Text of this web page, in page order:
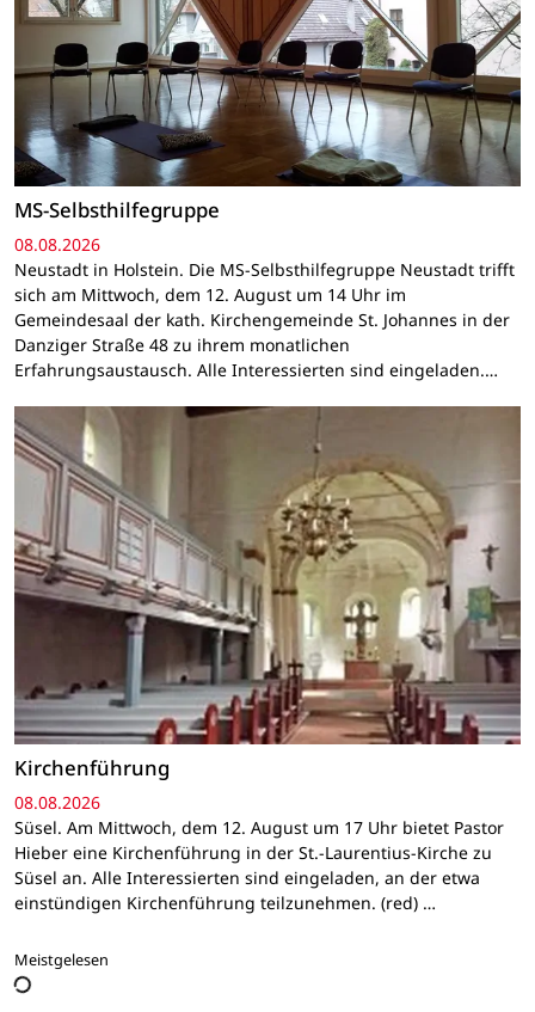
MS-Selbsthilfegruppe
08.08.2026
Neustadt in Holstein. Die MS-Selbsthilfegruppe Neustadt trifft
sich am Mittwoch, dem 12. August um 14 Uhr im
Gemeindesaal der kath. Kirchengemeinde St. Johannes in der
Danziger Straße 48 zu ihrem monatlichen
Erfahrungsaustausch. Alle Interessierten sind eingeladen.…
Kirchenführung
08.08.2026
Süsel. Am Mittwoch, dem 12. August um 17 Uhr bietet Pastor
Hieber eine Kirchenführung in der St.-Laurentius-Kirche zu
Süsel an. Alle Interessierten sind eingeladen, an der etwa
einstündigen Kirchenführung teilzunehmen. (red) …
Meistgelesen